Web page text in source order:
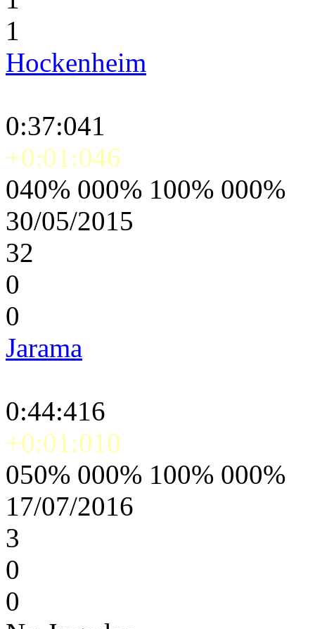
1
Hockenheim
0:37:041
+0:01:046
040% 000% 100% 000%
30/05/2015
32
0
0
Jarama
0:44:416
+0:01:010
050% 000% 100% 000%
17/07/2016
3
0
0